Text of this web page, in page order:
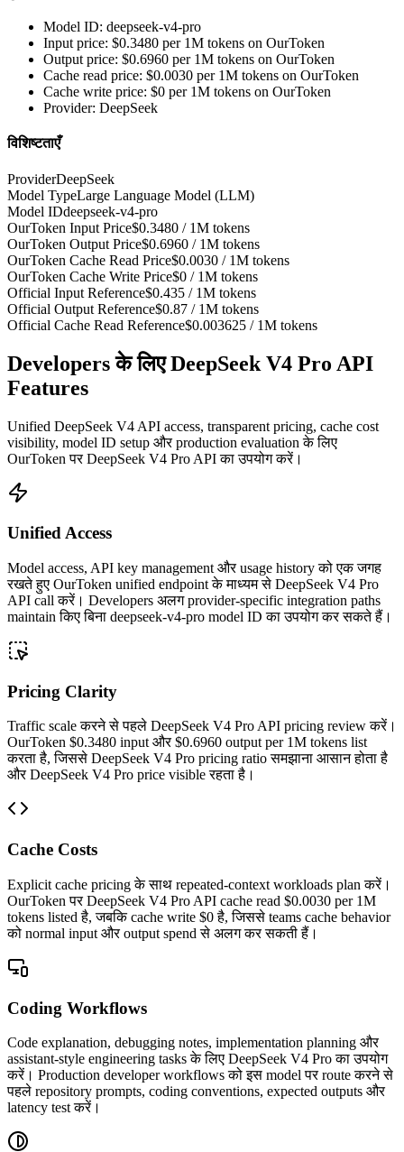
Model ID: deepseek-v4-pro
Input price: $0.3480 per 1M tokens on OurToken
Output price: $0.6960 per 1M tokens on OurToken
Cache read price: $0.0030 per 1M tokens on OurToken
Cache write price: $0 per 1M tokens on OurToken
Provider: DeepSeek
विशिष्टताएँ
ProviderDeepSeek
Model TypeLarge Language Model (LLM)
Model IDdeepseek-v4-pro
OurToken Input Price$0.3480 / 1M tokens
OurToken Output Price$0.6960 / 1M tokens
OurToken Cache Read Price$0.0030 / 1M tokens
OurToken Cache Write Price$0 / 1M tokens
Official Input Reference$0.435 / 1M tokens
Official Output Reference$0.87 / 1M tokens
Official Cache Read Reference$0.003625 / 1M tokens
Developers के लिए DeepSeek V4 Pro API
Features
Unified DeepSeek V4 API access, transparent pricing, cache cost
visibility, model ID setup और production evaluation के लिए
OurToken पर DeepSeek V4 Pro API का उपयोग करें।
Unified Access
Model access, API key management और usage history को एक जगह
रखते हुए OurToken unified endpoint के माध्यम से DeepSeek V4 Pro
API call करें। Developers अलग provider-specific integration paths
maintain किए बिना deepseek-v4-pro model ID का उपयोग कर सकते हैं।
Pricing Clarity
Traffic scale करने से पहले DeepSeek V4 Pro API pricing review करें।
OurToken $0.3480 input और $0.6960 output per 1M tokens list
करता है, जिससे DeepSeek V4 Pro pricing ratio समझाना आसान होता है
और DeepSeek V4 Pro price visible रहता है।
Cache Costs
Explicit cache pricing के साथ repeated-context workloads plan करें।
OurToken पर DeepSeek V4 Pro API cache read $0.0030 per 1M
tokens listed है, जबकि cache write $0 है, जिससे teams cache behavior
को normal input और output spend से अलग कर सकती हैं।
Coding Workflows
Code explanation, debugging notes, implementation planning और
assistant-style engineering tasks के लिए DeepSeek V4 Pro का उपयोग
करें। Production developer workflows को इस model पर route करने से
पहले repository prompts, coding conventions, expected outputs और
latency test करें।